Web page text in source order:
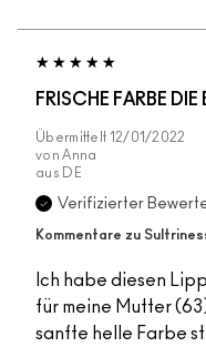
FRISCHE FARBE
Übermittelt 12/01/2022
von Anna
aus
DE
Verifizierter
Kommentare zu
Ich habe diesen
für meine Mutter
sanfte helle Farbe